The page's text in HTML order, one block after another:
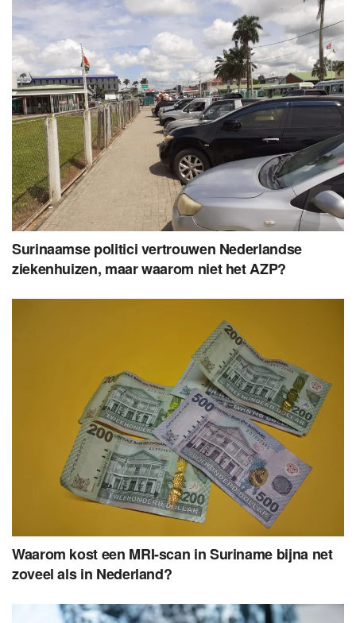
Surinaamse politici vertrouwen Nederlandse
ziekenhuizen, maar waarom niet het AZP?
Waarom kost een MRI-scan in Suriname bijna net
zoveel als in Nederland?